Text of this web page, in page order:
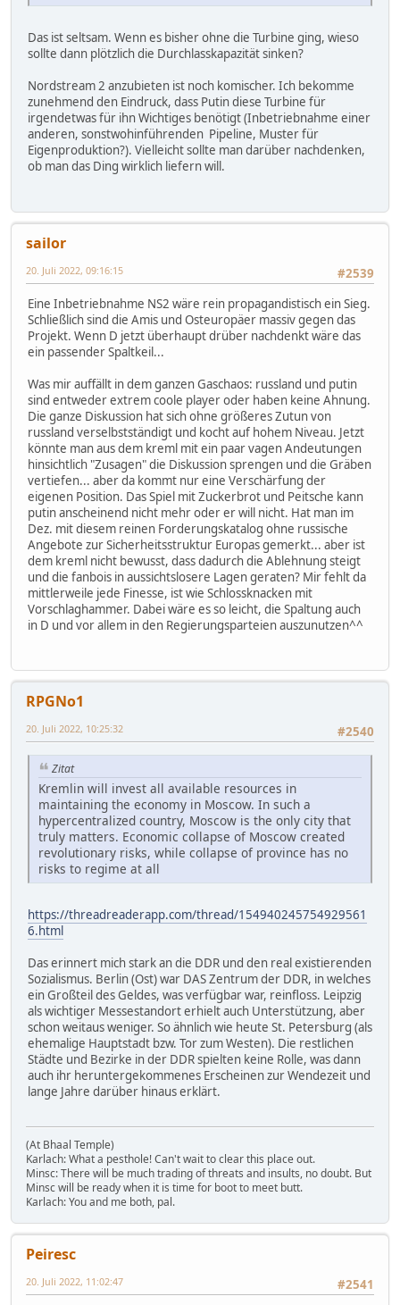
Das ist seltsam. Wenn es bisher ohne die Turbine ging, wieso
sollte dann plötzlich die Durchlasskapazität sinken?
Nordstream 2 anzubieten ist noch komischer. Ich bekomme
zunehmend den Eindruck, dass Putin diese Turbine für
irgendetwas für ihn Wichtiges benötigt (Inbetriebnahme einer
anderen, sonstwohinführenden Pipeline, Muster für
Eigenproduktion?). Vielleicht sollte man darüber nachdenken,
ob man das Ding wirklich liefern will.
sailor
#2539
20. Juli 2022, 09:16:15
Eine Inbetriebnahme NS2 wäre rein propagandistisch ein Sieg.
Schließlich sind die Amis und Osteuropäer massiv gegen das
Projekt. Wenn D jetzt überhaupt drüber nachdenkt wäre das
ein passender Spaltkeil...
Was mir auffällt in dem ganzen Gaschaos: russland und putin
sind entweder extrem coole player oder haben keine Ahnung.
Die ganze Diskussion hat sich ohne größeres Zutun von
russland verselbstständigt und kocht auf hohem Niveau. Jetzt
könnte man aus dem kreml mit ein paar vagen Andeutungen
hinsichtlich "Zusagen" die Diskussion sprengen und die Gräben
vertiefen... aber da kommt nur eine Verschärfung der
eigenen Position. Das Spiel mit Zuckerbrot und Peitsche kann
putin anscheinend nicht mehr oder er will nicht. Hat man im
Dez. mit diesem reinen Forderungskatalog ohne russische
Angebote zur Sicherheitsstruktur Europas gemerkt... aber ist
dem kreml nicht bewusst, dass dadurch die Ablehnung steigt
und die fanbois in aussichtslosere Lagen geraten? Mir fehlt da
mittlerweile jede Finesse, ist wie Schlossknacken mit
Vorschlaghammer. Dabei wäre es so leicht, die Spaltung auch
in D und vor allem in den Regierungsparteien auszunutzen^^
RPGNo1
#2540
20. Juli 2022, 10:25:32
Zitat
Kremlin will invest all available resources in
maintaining the economy in Moscow. In such a
hypercentralized country, Moscow is the only city that
truly matters. Economic collapse of Moscow created
revolutionary risks, while collapse of province has no
risks to regime at all
https://threadreaderapp.com/thread/154940245754929561
6.html
Das erinnert mich stark an die DDR und den real existierenden
Sozialismus. Berlin (Ost) war DAS Zentrum der DDR, in welches
ein Großteil des Geldes, was verfügbar war, reinfloss. Leipzig
als wichtiger Messestandort erhielt auch Unterstützung, aber
schon weitaus weniger. So ähnlich wie heute St. Petersburg (als
ehemalige Hauptstadt bzw. Tor zum Westen). Die restlichen
Städte und Bezirke in der DDR spielten keine Rolle, was dann
auch ihr heruntergekommenes Erscheinen zur Wendezeit und
lange Jahre darüber hinaus erklärt.
(At Bhaal Temple)
Karlach: What a pesthole! Can't wait to clear this place out.
Minsc: There will be much trading of threats and insults, no doubt. But
Minsc will be ready when it is time for boot to meet butt.
Karlach: You and me both, pal.
Peiresc
#2541
20. Juli 2022, 11:02:47